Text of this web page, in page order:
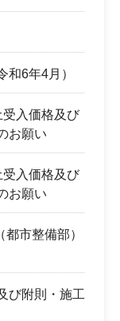
和6年4月）
入価格及び
お願い
入価格及び
お願い
市整備部）
び附則・施工